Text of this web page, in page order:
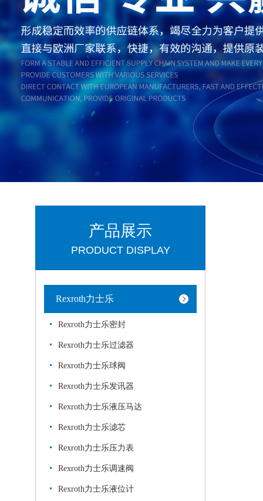
产品展示
PRODUCT DISPLAY
Rexroth力士乐
Rexroth力士乐密封
Rexroth力士乐过滤器
Rexroth力士乐球阀
Rexroth力士乐发讯器
Rexroth力士乐液压马达
Rexroth力士乐滤芯
Rexroth力士乐压力表
Rexroth力士乐调速阀
Rexroth力士乐液位计